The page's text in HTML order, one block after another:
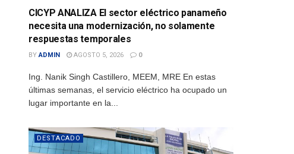
CICYP ANALIZA El sector eléctrico panameño
necesita una modernización, no solamente
respuestas temporales
BY ADMIN AGOSTO 5, 2026 0
Ing. Nanik Singh Castillero, MEEM, MRE En estas
últimas semanas, el servicio eléctrico ha ocupado un
lugar importante en la...
DESTACADO